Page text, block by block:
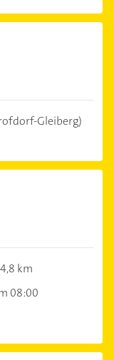
Gleiberg)
4,8 km
08:00